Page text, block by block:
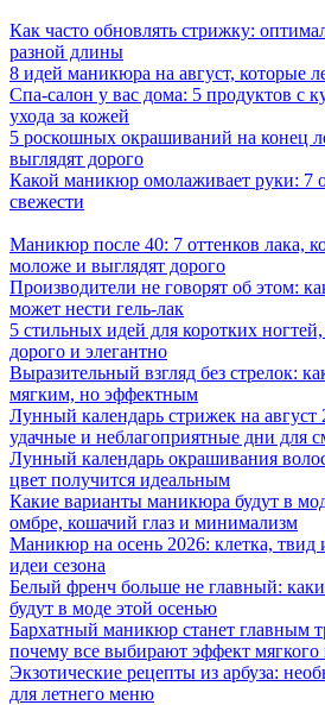
Как часто обновлять стрижку:
разной длины
8 идей маникюра на август, которые
Спа-салон у вас дома: 5 продуктов с
ухода за кожей
5 роскошных окрашиваний на конец
выглядят дорого
Какой маникюр омолаживает руки: 7
свежести
Маникюр после 40: 7 оттенков лака,
моложе и выглядят дорого
Производители не говорят об этом:
может нести гель-лак
5 стильных идей для коротких
дорого и элегантно
Выразительный взгляд без стрелок:
мягким, но эффектным
Лунный календарь стрижек на август
удачные и неблагоприятные дни для
Лунный календарь окрашивания
цвет получится идеальным
Какие варианты маникюра будут в
омбре, кошачий глаз и минимализм
Маникюр на осень 2026: клетка, твид
идеи сезона
Белый френч больше не главный:
будут в моде этой осенью
Бархатный маникюр станет главным
почему все выбирают эффект мягкого
Экзотические рецепты из арбуза:
для летнего меню